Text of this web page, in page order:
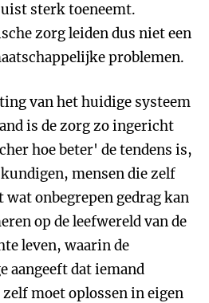
sterk toeneemt.
zorg leiden dus niet een
problemen.
van het huidige systeem
is de zorg zo ingericht
hoe beter' de tendens is,
mensen die zelf
wat onbegrepen gedrag kan
op de leefwereld van de
leven, waarin de
aangeeft dat iemand
moet oplossen in eigen